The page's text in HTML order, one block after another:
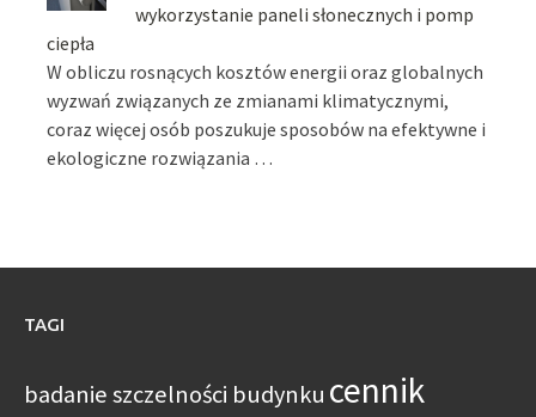
wykorzystanie paneli słonecznych i pomp
ciepła
W obliczu rosnących kosztów energii oraz globalnych
wyzwań związanych ze zmianami klimatycznymi,
coraz więcej osób poszukuje sposobów na efektywne i
ekologiczne rozwiązania …
TAGI
badanie szczelności budynku cennik